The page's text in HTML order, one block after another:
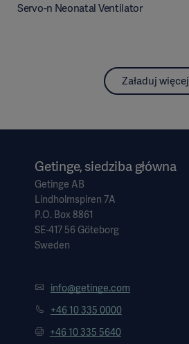
Servo-n Neonatal Ventilator
Załaduj więcej
Getinge, siedziba główna
Getinge AB
Lindholmspiren 7A
P.O. Box 8861
SE-417 56 Göteborg
Sweden
info@getinge.com
+46 10 335 0000
+46 10 335 5640